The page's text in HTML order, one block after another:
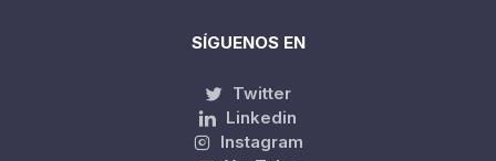
SÍGUENOS EN
Twitter
Linkedin
Instagram